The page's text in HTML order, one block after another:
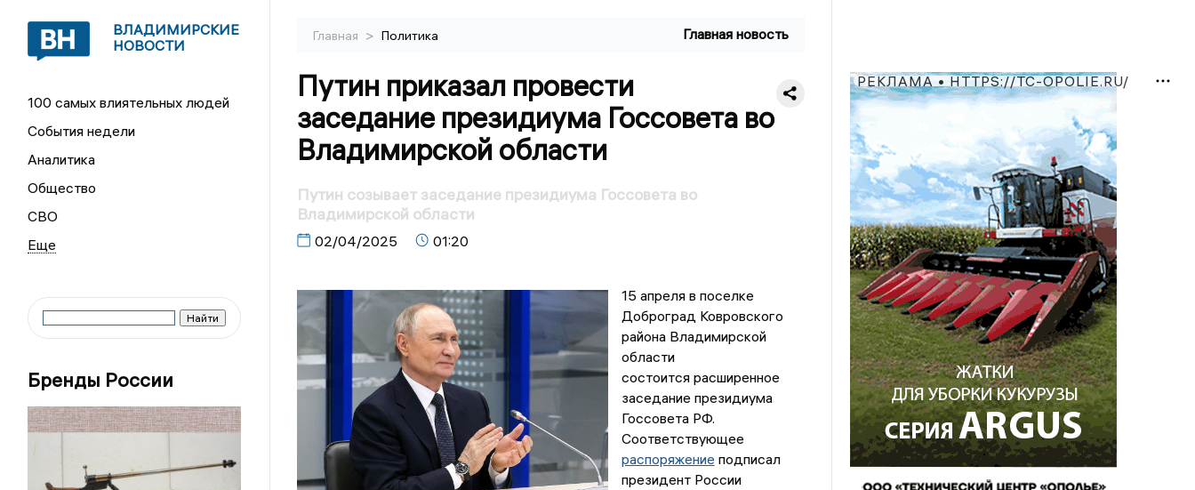
ВЛАДИМИРСКИЕ
НОВОСТИ
100 самых влиятельных людей
События недели
Аналитика
Общество
СВО
Бренды России
Главная > Политика Главная новость
Путин приказал провести
заседание президиума Госсовета во
Владимирской области
Путин созывает заседание президиума Госсовета во
Владимирской области
02/04/2025 01:20
15 апреля в поселке
Доброград Ковровского
района Владимирской
области
состоится расширенное
заседание президиума
Госсовета РФ.
Соответствующее
распоряжение подписал
президент России
РЕКЛАМА • HTTPS://TC-OPOLIE.RU/